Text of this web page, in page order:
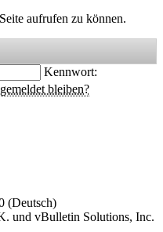
aufrufen zu können.
Kennwort:
bleiben?
(Deutsch)
und vBulletin Solutions, Inc.